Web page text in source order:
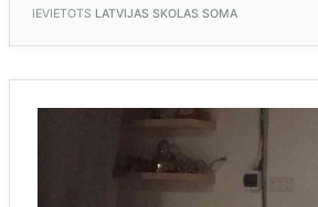
IEVIETOTS LATVIJAS SKOLAS SOMA